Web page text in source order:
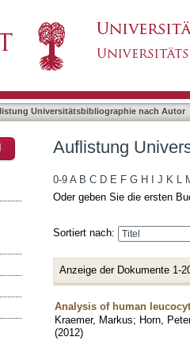
Universitätsbibliographie nach Autor
Auflistung
0-9 A B C D E F G H J K L
Oder geben Sie die ersten
Sortiert nach:
Anzeige der Dokumente 1-
Analysis of human
Kraemer, Markus; Horn,
(2012)